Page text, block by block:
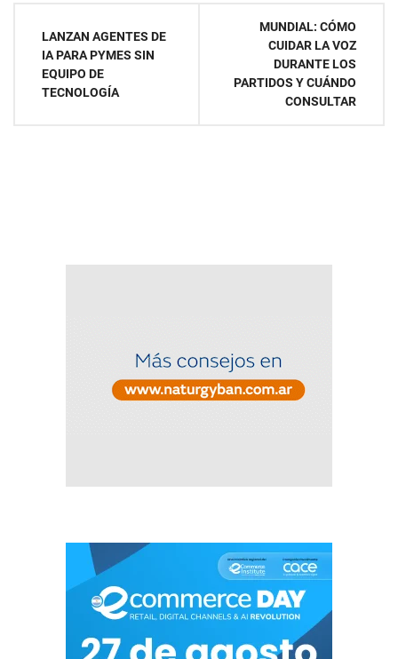
Navegación
entradas
LANZAN AGENTES DE
IA PARA PYMES SIN
EQUIPO DE
TECNOLOGÍA
MUNDIAL: CÓMO
CUIDAR LA VOZ
DURANTE LOS
PARTIDOS Y CUÁNDO
CONSULTAR